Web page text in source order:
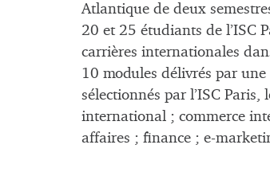
Atlantique de deux
20 et 25 étudiants de l’ISC
carrières internationales
10 modules délivrés par
sélectionnés par l’ISC
international ; commerce
affaires ; finance ; e-